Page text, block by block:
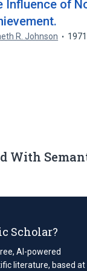
Influence of
R. Johnson 1971
With
Scholar?
AI-powered
literature, based at